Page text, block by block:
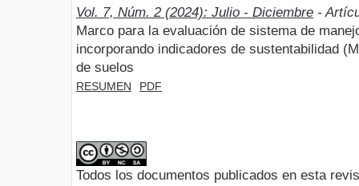
Vol. 7, Núm. 2 (2024): Julio - Diciembre -
Marco para la evaluación de sistema de
incorporando indicadores de sustentabilidad
de suelos
RESUMEN PDF
Todos los documentos publicados en esta